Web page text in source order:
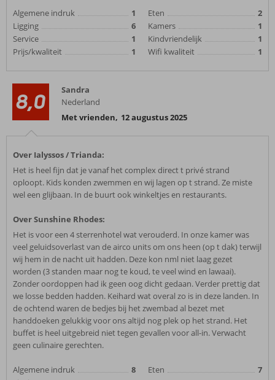
Algemene indruk
1
Ligging
6
Service
1
Prijs/kwaliteit
1
Eten
2
Kamers
1
Kindvriendelijk
1
Wifi kwaliteit
1
8,0
Sandra
Nederland
Met vrienden, 12 augustus 2025
Over Ialyssos / Trianda:
Het is heel fijn dat je vanaf het complex direct t privé strand
oploopt. Kids konden zwemmen en wij lagen op t strand. Ze miste
wel een glijbaan. In de buurt ook winkeltjes en restaurants.
Over Sunshine Rhodes:
Het is voor een 4 sterrenhotel wat verouderd. In onze kamer was
veel geluidsoverlast van de airco units om ons heen (op t dak) terwijl
wij hem in de nacht uit hadden. Deze kon nml niet laag gezet
worden (3 standen maar nog te koud, te veel wind en lawaai).
Zonder oordoppen had ik geen oog dicht gedaan. Verder prettig dat
we losse bedden hadden. Keihard wat overal zo is in deze landen. In
de ochtend waren de bedjes bij het zwembad al bezet met
handdoeken gelukkig voor ons altijd nog plek op het strand. Het
buffet is heel uitgebreid niet tegen gevallen voor all-in. Verwacht
geen culinaire gerechten.
Algemene indruk
8
Eten
7